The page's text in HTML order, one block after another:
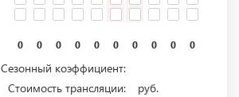
0 0 0 0 0 0 0 0 0 0
Сезонный коэффициент:
Стоимость трансляции:
руб.